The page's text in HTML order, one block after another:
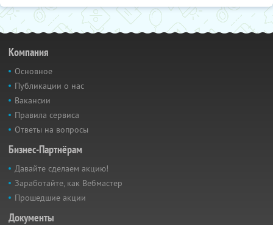
Компания
Основное
Публикации о нас
Вакансии
Правила сервиса
Ответы на вопросы
Бизнес-Партнёрам
Давайте сделаем акцию!
Заработайте, как Вебмастер
Прошедшие акции
Документы